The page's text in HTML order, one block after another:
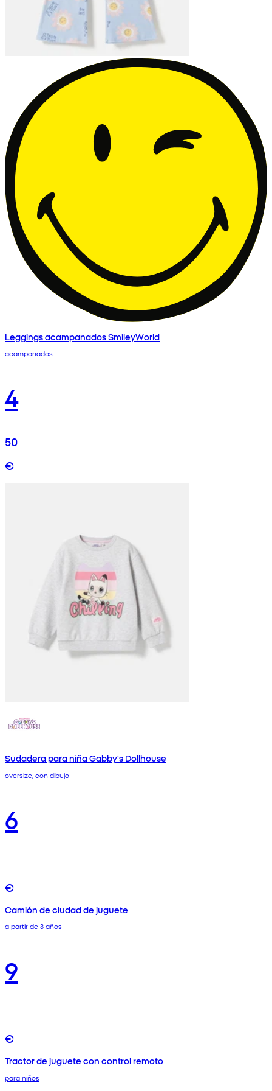
Leggings acampanados SmileyWorld
acampanados
4
50
€
Sudadera para niña Gabby's Dollhouse
oversize, con dibujo
6
€
Camión de ciudad de juguete
a partir de 3 años
9
€
Tractor de juguete con control remoto
para niños